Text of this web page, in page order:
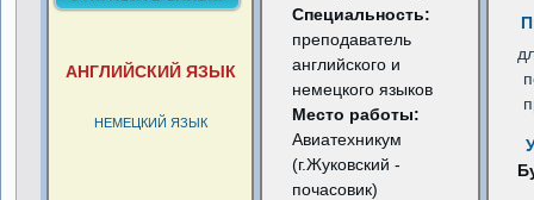
АНГЛИЙСКИЙ ЯЗЫК
НЕМЕЦКИЙ ЯЗЫК
Специальность:
преподаватель
английского и
немецкого языков
Место работы:
Авиатехникум
(г.Жуковский -
почасовик)